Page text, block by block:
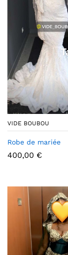
VIDE BOUBOU
Robe de mariée
400,00 €